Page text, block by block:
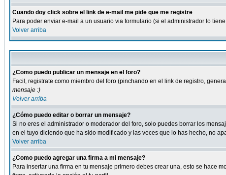
Cuando doy click sobre el link de e-mail me pide que me registre
Para poder enviar e-mail a un usuario via formulario (si el administrador lo
Volver arriba
¿Como puedo publicar un mensaje en el foro?
Facil, registrate como miembro del foro (pinchando en el link de registro,
mensaje :)
Volver arriba
¿Cómo puedo editar o borrar un mensaje?
Si no eres el administrador o moderador del foro, solo puedes borrar los
en el tuyo diciendo que ha sido modificado y las veces que lo has hecho, no
Volver arriba
¿Como puedo agregar una firma a mi mensaje?
Para insertar una firma en tu mensaje primero debes crear una, esto se hace